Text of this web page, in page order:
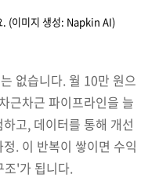
. (이미지 생성: Napkin AI)
없습니다. 월 10만 원으
근차근 파이프라인을 늘
고, 데이터를 통해 개선
. 이 반복이 쌓이면 수익
조'가 됩니다.